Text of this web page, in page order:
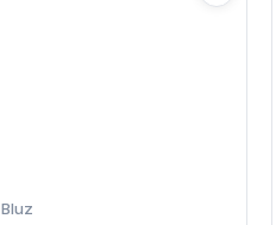
Bluz